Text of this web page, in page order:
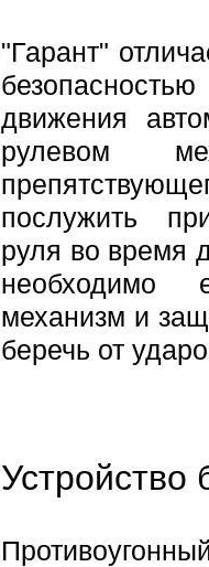
"Гарант"
движения
рулевом
послужить
руля во время
необходимо
механизм и
беречь от
Устройство